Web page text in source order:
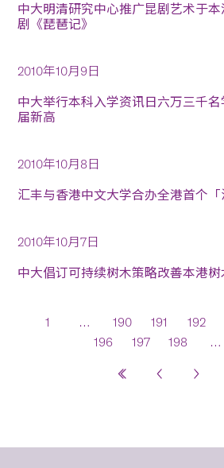
中大明清研究中心推广昆剧艺术于
剧《琵琶记》
2010年10月9日
中大举行本科入学资讯日六万三千
届新高
2010年10月8日
汇丰与香港中文大学合办全港首个「
2010年10月7日
中大倡订可持续树木策略改善本港树
1 … 190 191 192
196
197 198 …